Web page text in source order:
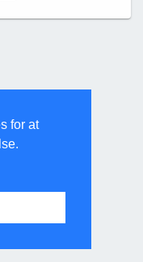
for at